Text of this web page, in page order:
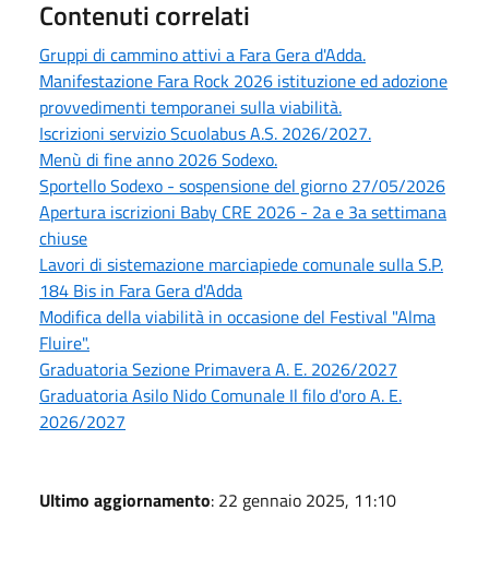
Contenuti correlati
Gruppi di cammino attivi a Fara Gera d'Adda.
Manifestazione Fara Rock 2026 istituzione ed adozione
provvedimenti temporanei sulla viabilità.
Iscrizioni servizio Scuolabus A.S. 2026/2027.
Menù di fine anno 2026 Sodexo.
Sportello Sodexo - sospensione del giorno 27/05/2026
Apertura iscrizioni Baby CRE 2026 - 2a e 3a settimana
chiuse
Lavori di sistemazione marciapiede comunale sulla S.P.
184 Bis in Fara Gera d'Adda
Modifica della viabilità in occasione del Festival "Alma
Fluire".
Graduatoria Sezione Primavera A. E. 2026/2027
Graduatoria Asilo Nido Comunale Il filo d'oro A. E.
2026/2027
Ultimo aggiornamento: 22 gennaio 2025, 11:10